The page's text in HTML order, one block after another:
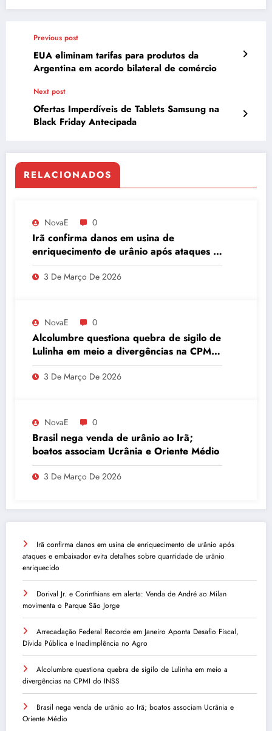
Previous post
EUA eliminam tarifas para produtos da
Argentina em acordo bilateral de comércio
Next post
Ofertas Imperdíveis de Tablets Samsung na
Black Friday Antecipada
RELACIONADOS
NovaE 0
Irã confirma danos em usina de
enriquecimento de urânio após ataques e
embaixador evita detalhes sobre
quantidade de urânio enriquecido
3 De Março De 2026
NovaE 0
Alcolumbre questiona quebra de sigilo de
Lulinha em meio a divergências na CPMI
do INSS
3 De Março De 2026
NovaE 0
Brasil nega venda de urânio ao Irã;
boatos associam Ucrânia e Oriente Médio
3 De Março De 2026
Irã confirma danos em usina de enriquecimento de urânio após
ataques e embaixador evita detalhes sobre quantidade de urânio
enriquecido
Dorival Jr. e Corinthians em alerta: Venda de André ao Milan
movimenta o Parque São Jorge
Arrecadação Federal Recorde em Janeiro Aponta Desafio Fiscal,
Dívida Pública e Inadimplência no Agro
Alcolumbre questiona quebra de sigilo de Lulinha em meio a
divergências na CPMI do INSS
Brasil nega venda de urânio ao Irã; boatos associam Ucrânia e
Oriente Médio